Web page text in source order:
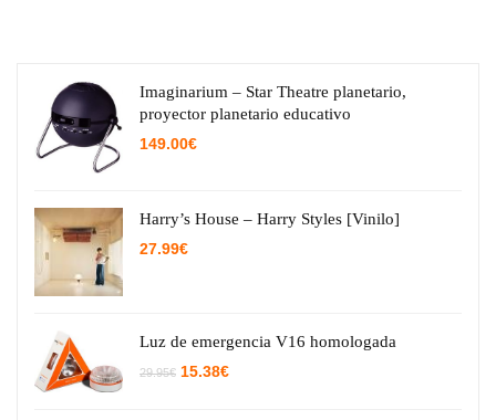
Imaginarium – Star Theatre planetario,
proyector planetario educativo
149.00€
Harry’s House – Harry Styles [Vinilo]
27.99€
Luz de emergencia V16 homologada
29.95€ El
15.38€El